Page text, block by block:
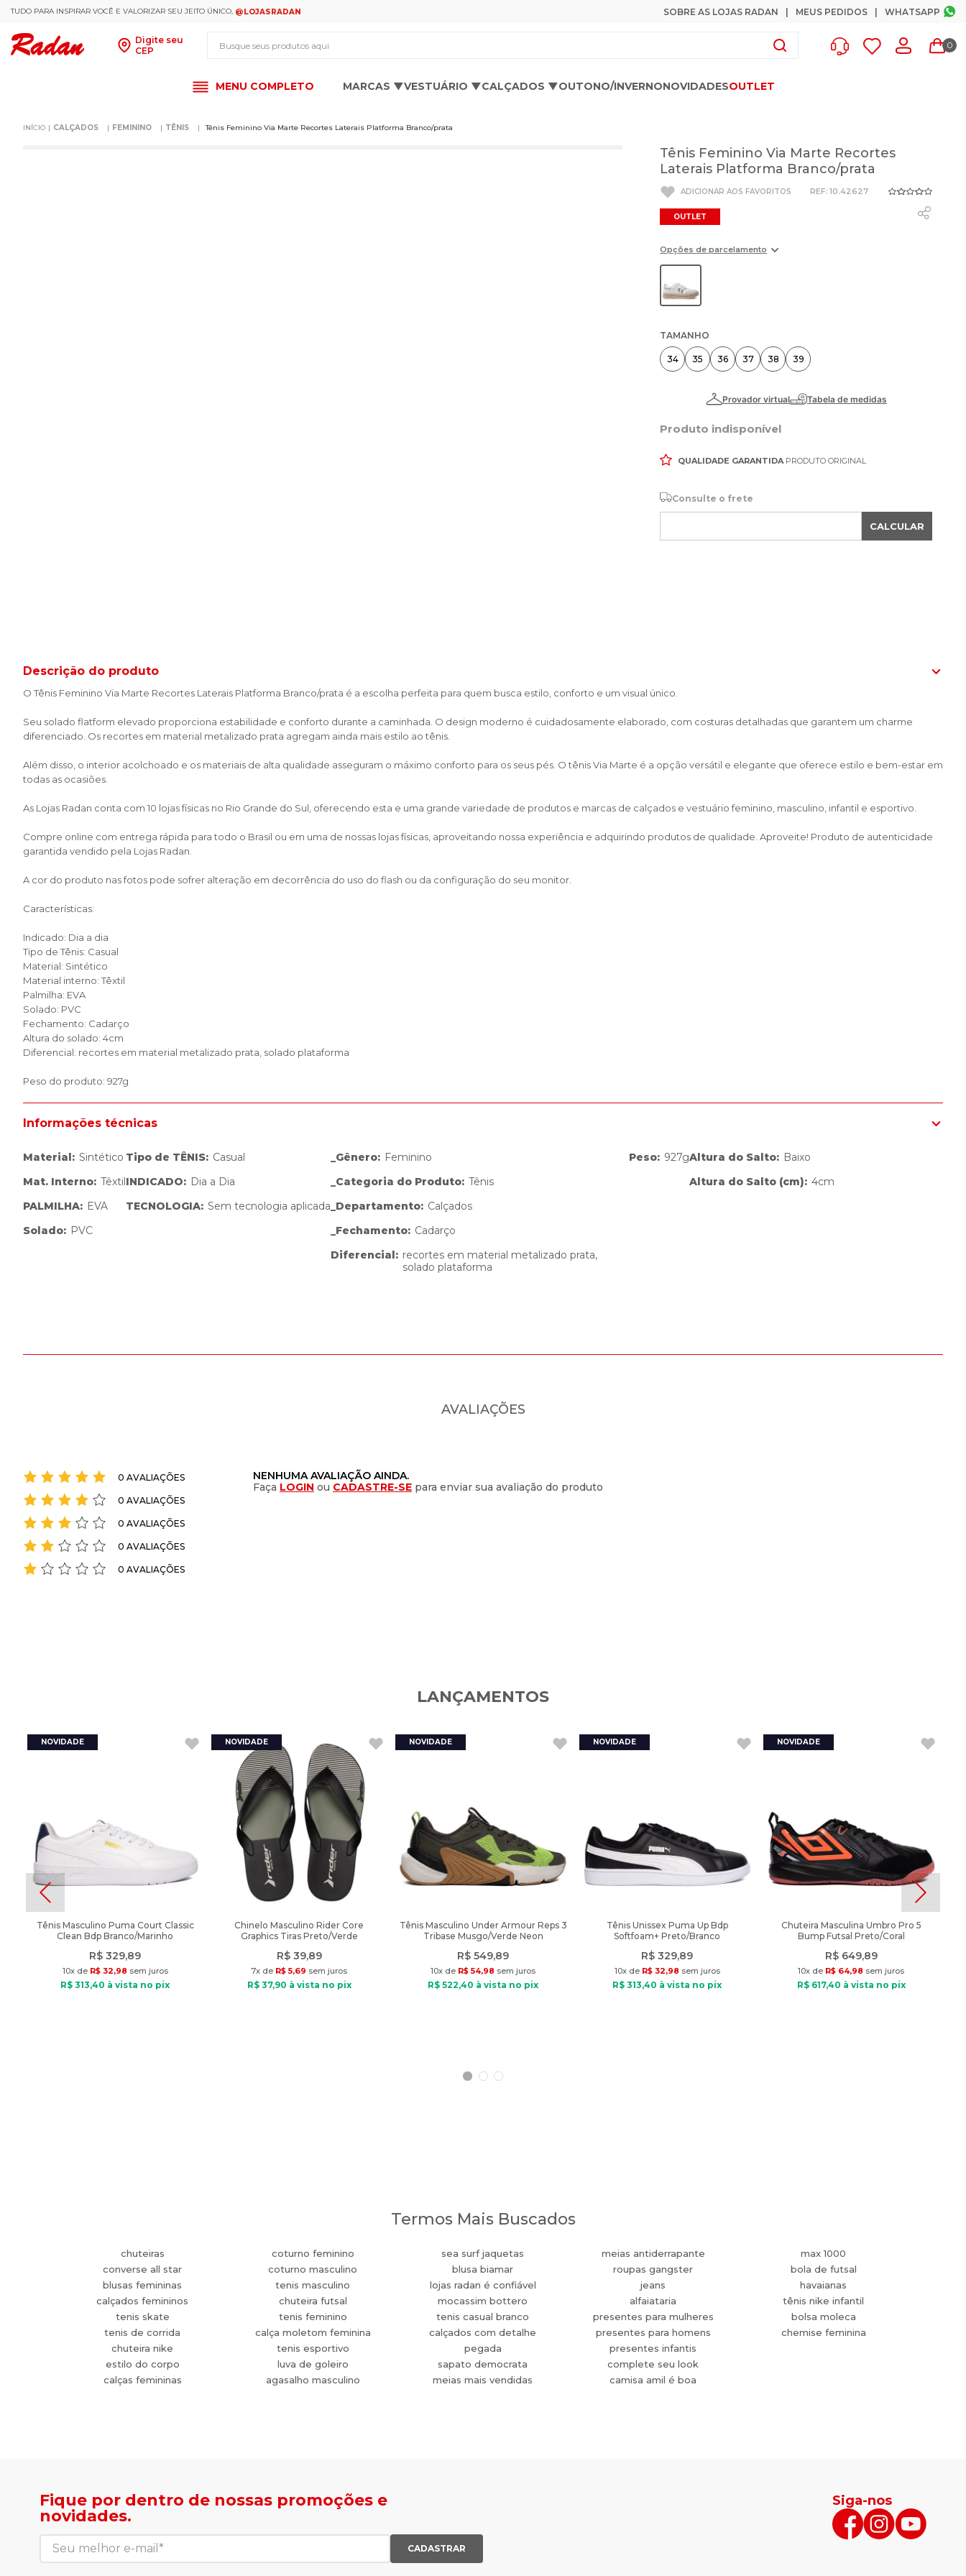
TUDO PARA INSPIRAR VOCÊ E VALORIZAR SEU JEITO ÚNICO, @LOJASRADAN SOBRE AS LOJAS RADAN MEUS PEDIDOS WHATSAPP
Digite seu
CEP
0
MENU COMPLETO MARCAS ▼VESTUÁRIO ▼CALÇADOS ▼OUTONO/INVERNONOVIDADESOUTLET
CALÇADOS FEMININO TÊNIS Tênis Feminino Via Marte Recortes Laterais Platforma Branco/prata
Tênis Feminino Via Marte Recortes
Laterais Platforma Branco/prata
: 10.42627
OUTLET
Opções de parcelamento
TAMANHO
34 35 36 37 38 39
Produto indisponível
QUALIDADE GARANTIDAPRODUTO ORIGINAL
Consulte o frete
CALCULAR
Descrição do produto
O Tênis Feminino Via Marte Recortes Laterais Platforma Branco/prata é a escolha perfeita para quem busca estilo, conforto e um visual único.
Seu solado flatform elevado proporciona estabilidade e conforto durante a caminhada. O design moderno é cuidadosamente elaborado, com costuras detalhadas que garantem um charme
diferenciado. Os recortes em material metalizado prata agregam ainda mais estilo ao tênis.
Além disso, o interior acolchoado e os materiais de alta qualidade asseguram o máximo conforto para os seus pés. O tênis Via Marte é a opção versátil e elegante que oferece estilo e bem-estar em
todas as ocasiões.
As Lojas Radan conta com 10 lojas físicas no Rio Grande do Sul, oferecendo esta e uma grande variedade de produtos e marcas de calçados e vestuário feminino, masculino, infantil e esportivo.
Compre online com entrega rápida para todo o Brasil ou em uma de nossas lojas físicas, aproveitando nossa experiência e adquirindo produtos de qualidade. Aproveite! Produto de autenticidade
garantida vendido pela Lojas Radan.
A cor do produto nas fotos pode sofrer alteração em decorrência do uso do flash ou da configuração do seu monitor.
Características:
Indicado: Dia a dia
Tipo de Tênis: Casual
Material: Sintético
Material interno: Têxtil
Palmilha: EVA
Solado: PVC
Fechamento: Cadarço
Altura do solado: 4cm
Diferencial: recortes em material metalizado prata, solado plataforma
Peso do produto: 927g
Informações técnicas
Material: Sintético
Mat. Interno: Têxtil
PALMILHA: EVA
Solado: PVC
Tipo de TÊNIS: Casual
INDICADO: Dia a Dia
TECNOLOGIA: Sem tecnologia aplicada
_Gênero: Feminino
_Categoria do Produto: Tênis
_Departamento: Calçados
_Fechamento: Cadarço
Diferencial: recortes em material metalizado prata,
solado plataforma
Peso: 927gAltura do Salto: Baixo
Altura do Salto (cm): 4cm
AVALIAÇÕES
0 AVALIAÇÕES
0 AVALIAÇÕES
0 AVALIAÇÕES
0 AVALIAÇÕES
0 AVALIAÇÕES
NENHUMA AVALIAÇÃO AINDA.
Faça LOGIN ou CADASTRE-SE para enviar sua avaliação do produto
LANÇAMENTOS
Tênis Masculino Puma Court Classic
Clean Bdp Branco/Marinho
R$ 329,89
10x de R$ 32,98 sem juros
R$ 313,40 à vista no pix
Chinelo Masculino Rider Core
Graphics Tiras Preto/Verde
R$ 39,89
7x de R$ 5,69 sem juros
R$ 37,90 à vista no pix
Tênis Masculino Under Armour Reps 3
Tribase Musgo/Verde Neon
R$ 549,89
10x de R$ 54,98 sem juros
R$ 522,40 à vista no pix
Tênis Unissex Puma Up Bdp
Softfoam+ Preto/Branco
R$ 329,89
10x de R$ 32,98 sem juros
R$ 313,40 à vista no pix
Chuteira Masculina Umbro Pro 5
Bump Futsal Preto/Coral
R$ 649,89
10x de R$ 64,98 sem juros
R$ 617,40 à vista no pix
Termos Mais Buscados
chuteiras
converse all star
blusas femininas
calçados femininos
tenis skate
tenis de corrida
chuteira nike
estilo do corpo
calças femininas
coturno feminino
coturno masculino
tenis masculino
chuteira futsal
tenis feminino
calça moletom feminina
tenis esportivo
luva de goleiro
agasalho masculino
sea surf jaquetas
blusa biamar
lojas radan é confiável
mocassim bottero
tenis casual branco
calçados com detalhe
pegada
sapato democrata
meias mais vendidas
meias antiderrapante
roupas gangster
jeans
alfaiataria
presentes para mulheres
presentes para homens
presentes infantis
complete seu look
camisa amil é boa
max 1000
bola de futsal
havaianas
tênis nike infantil
bolsa moleca
chemise feminina
Fique por dentro de nossas promoções e
novidades.
CADASTRAR
Siga-nos